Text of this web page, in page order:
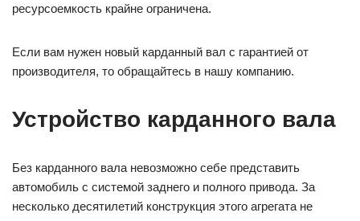
ресурсоемкость крайне ограничена.
Если вам нужен новый карданный вал с гарантией от
производителя, то обращайтесь в нашу компанию.
Устройство карданного вала
Без карданного вала невозможно себе представить
автомобиль с системой заднего и полного привода. За
несколько десятилетий конструкция этого агрегата не